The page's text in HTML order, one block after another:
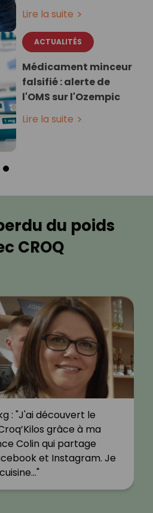
Lire la suite
ACTUALITÉS
Médicament minceur
falsifié : alerte de
l'OMS sur l'Ozempic
Lire la suite
du poids
CROQ
: "J'ai découvert le
grâce à ma
Colin qui partage
et Instagram. Je
cuisine…"